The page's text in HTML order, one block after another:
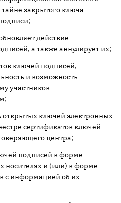
закрытого ключа
действие
а также аннулирует их;
ключей подписей,
и возможность
участников
открытых ключей электронных
сертификатов ключей
центра;
подписей в форме
носителях и (или) в форме
с информацией об их